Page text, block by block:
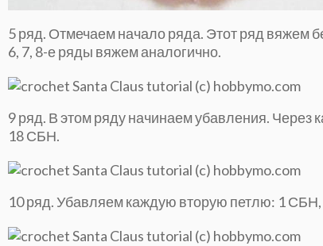
5 ряд. Отмечаем начало ряда. Этот ряд вяжем
6, 7, 8-е ряды вяжем аналогично.
9 ряд. В этом ряду начинаем убавления.
18 СБН.
10 ряд. Убавляем каждую вторую петлю: 1 СБН,